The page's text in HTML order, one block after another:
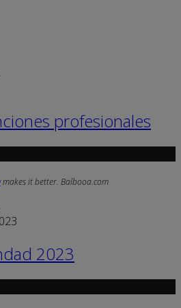
profesionales
makes it better. Balbooa.com
2023